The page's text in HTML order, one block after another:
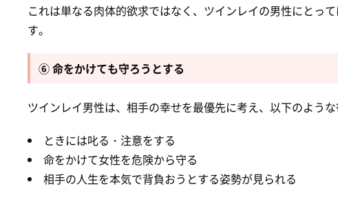
これは単なる肉体的欲求ではなく、ツインレイの男性にとっ
す。
⑥ 命をかけても守ろうとする
ツインレイ男性は、相手の幸せを最優先に考え、以下のような
ときには叱る・注意をする
命をかけて女性を危険から守る
相手の人生を本気で背負おうとする姿勢が見られる